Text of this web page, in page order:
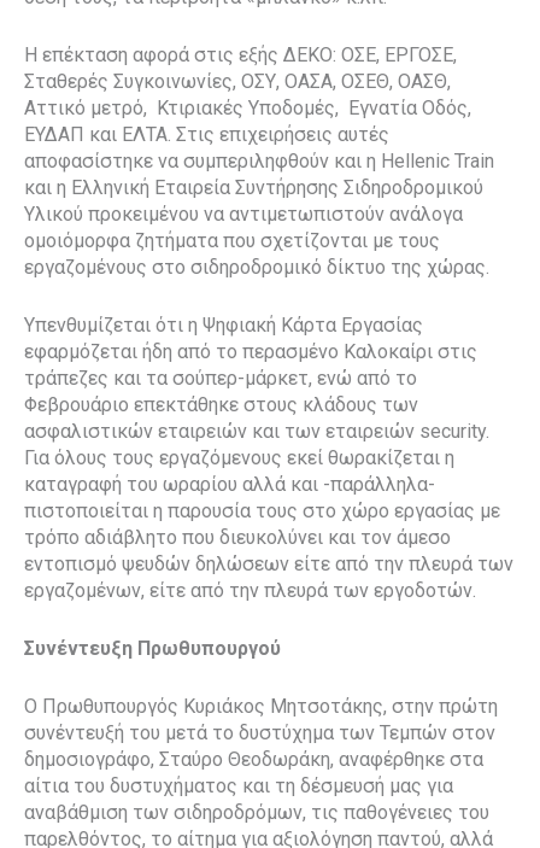
Η επέκταση αφορά στις εξής ΔΕΚΟ: ΟΣΕ, ΕΡΓΟΣΕ,
Σταθερές Συγκοινωνίες, ΟΣΥ, ΟΑΣΑ, ΟΣΕΘ, ΟΑΣΘ,
Αττικό μετρό, Κτιριακές Υποδομές, Εγνατία Οδός,
ΕΥΔΑΠ και ΕΛΤΑ. Στις επιχειρήσεις αυτές
αποφασίστηκε να συμπεριληφθούν και η Hellenic Train
και η Ελληνική Εταιρεία Συντήρησης Σιδηροδρομικού
Υλικού προκειμένου να αντιμετωπιστούν ανάλογα
ομοιόμορφα ζητήματα που σχετίζονται με τους
εργαζομένους στο σιδηροδρομικό δίκτυο της χώρας.
Υπενθυμίζεται ότι η Ψηφιακή Κάρτα Εργασίας
εφαρμόζεται ήδη από το περασμένο Καλοκαίρι στις
τράπεζες και τα σούπερ-μάρκετ, ενώ από το
Φεβρουάριο επεκτάθηκε στους κλάδους των
ασφαλιστικών εταιρειών και των εταιρειών security.
Για όλους τους εργαζόμενους εκεί θωρακίζεται η
καταγραφή του ωραρίου αλλά και -παράλληλα-
πιστοποιείται η παρουσία τους στο χώρο εργασίας με
τρόπο αδιάβλητο που διευκολύνει και τον άμεσο
εντοπισμό ψευδών δηλώσεων είτε από την πλευρά των
εργαζομένων, είτε από την πλευρά των εργοδοτών.
Συνέντευξη Πρωθυπουργού
Ο Πρωθυπουργός Κυριάκος Μητσοτάκης, στην πρώτη
συνέντευξή του μετά το δυστύχημα των Τεμπών στον
δημοσιογράφο, Σταύρο Θεοδωράκη, αναφέρθηκε στα
αίτια του δυστυχήματος και τη δέσμευσή μας για
αναβάθμιση των σιδηροδρόμων, τις παθογένειες του
παρελθόντος, το αίτημα για αξιολόγηση παντού, αλλά